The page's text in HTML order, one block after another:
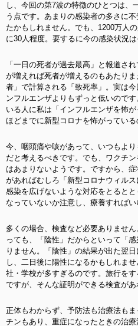
し、今回の第7波の特徴のひとつは、
う点です。あまりの感染者の多さに
たかもしれません。でも、1200万人
に30人程度。要するに今の感染状況は
「一日の死者が過去最高」と報道さ
が増えれば死者が増えるのもあたり
者」で計算される「致死率」。実は
ンフルエンザよりもずっと低いので
いる人に私は「インフルエンザを怖
ほどまでに新型コロナを怖がっている
今、咽頭痛や咳があって、いつもよ
だと考えるべきです。でも、ワクチ
はあまりないようです。ですから、
があればむしろ「新型コロナウィル
感染を広げないような対応をとると
なっていないか注意し、療養すればい
多くの場合、検査など必要ありませ
っても、「陰性」だからといって「
りません。「陰性」の結果が出た翌
し、二日後に陽性になるかもしれま
社・学校が多すぎるのです。旅行を
ですが、そんな証明ができる検査があ
正体もわからず、予防法も治療法も
チンもあり、重症になったときの治